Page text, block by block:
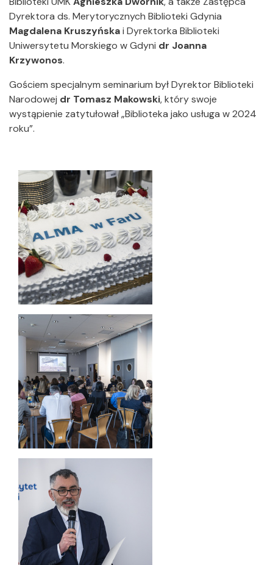
Dyrektora ds. Merytorycznych Biblioteki Gdynia
Magdalena Kruszyńskai Dyrektorka Biblioteki
Uniwersytetu Morskiego w Gdyni dr Joanna
Krzywonos.
Gościem specjalnym seminarium był Dyrektor Biblioteki
Narodowej dr Tomasz Makowski, który swoje
wystąpienie zatytułował „Biblioteka jako usługa w 2024
roku”.